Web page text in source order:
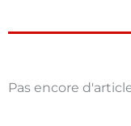
Pas encore